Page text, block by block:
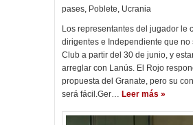
pases, Poblete, Ucrania
Los representantes del jugador le
dirigentes e Independiente que no
Club a partir del 30 de junio, y
arreglar con Lanús. El Rojo
propuesta del Granate, pero su
será fácil.Ger… Leer más »